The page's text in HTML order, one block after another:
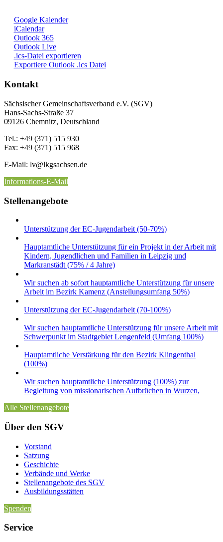
Google Kalender
iCalendar
Outlook 365
Outlook Live
.ics-Datei exportieren
Exportiere Outlook .ics Datei
Kontakt
Sächsischer Gemeinschaftsverband e.V. (SGV)
Hans-Sachs-Straße 37
09126 Chemnitz, Deutschland
Tel.: +49 (371) 515 930
Fax: +49 (371) 515 968
E-Mail: lv@lkgsachsen.de
Informations-E-Mail
Stellenangebote
Unterstützung der EC-Jugendarbeit (50-70%)
Hauptamtliche Unterstützung für ein Projekt in der Arbeit mit
Kindern, Jugendlichen und Familien in Leipzig und
Markranstädt (75% / 4 Jahre)
Wir suchen ab sofort hauptamtliche Unterstützung für unsere
Arbeit im Bezirk Kamenz (Anstellungsumfang 50%)
Unterstützung der EC-Jugendarbeit (70-100%)
Wir suchen hauptamtliche Unterstützung für unsere Arbeit mit
Schwerpunkt im Stadtgebiet Lengenfeld (Umfang 100%)
Hauptamtliche Verstärkung für den Bezirk Klingenthal
(100%)
Wir suchen hauptamtliche Unterstützung (100%) zur
Begleitung von missionarischen Aufbrüchen in Wurzen,
Alle Stellenangebote
Über den SGV
Vorstand
Satzung
Geschichte
Verbände und Werke
Stellenangebote des SGV
Ausbildungsstätten
Spenden
Service